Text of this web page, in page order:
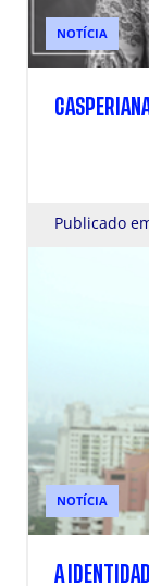
NOTÍCIA
Publicado
NOTÍCIA
A